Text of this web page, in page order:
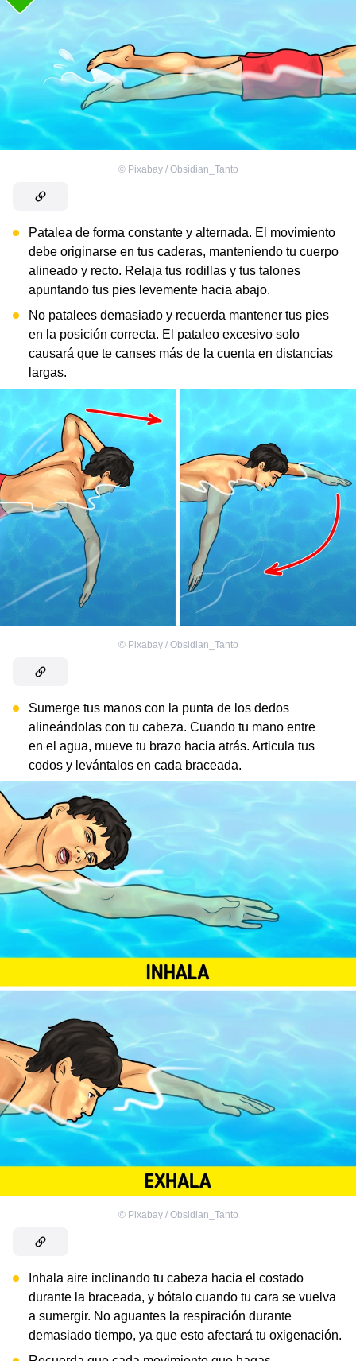
© Pixabay / Obsidian_Tanto
Patalea de forma constante y alternada. El movimiento
debe originarse en tus caderas, manteniendo tu cuerpo
alineado y recto. Relaja tus rodillas y tus talones
apuntando tus pies levemente hacia abajo.
No patalees demasiado y recuerda mantener tus pies
en la posición correcta. El pataleo excesivo solo
causará que te canses más de la cuenta en distancias
largas.
© Pixabay / Obsidian_Tanto
Sumerge tus manos con la punta de los dedos
alineándolas con tu cabeza. Cuando tu mano entre
en el agua, mueve tu brazo hacia atrás. Articula tus
codos y levántalos en cada braceada.
© Pixabay / Obsidian_Tanto
Inhala aire inclinando tu cabeza hacia el costado
durante la braceada, y bótalo cuando tu cara se vuelva
a sumergir. No aguantes la respiración durante
demasiado tiempo, ya que esto afectará tu oxigenación.